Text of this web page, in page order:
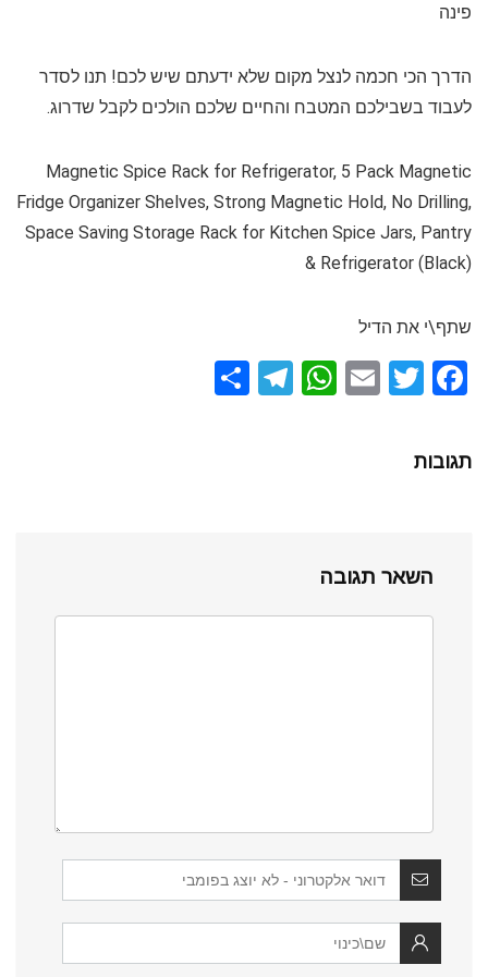
פינה
הדרך הכי חכמה לנצל מקום שלא ידעתם שיש לכם! תנו לסדר
לעבוד בשבילכם המטבח והחיים שלכם הולכים לקבל שדרוג.
Magnetic Spice Rack for Refrigerator, 5 Pack Magnetic
Fridge Organizer Shelves, Strong Magnetic Hold, No Drilling,
Space Saving Storage Rack for Kitchen Spice Jars, Pantry
& Refrigerator (Black)
שתף\י את הדיל
F
ce
b
k
T
E
W
T
תגובות
השאר תגובה